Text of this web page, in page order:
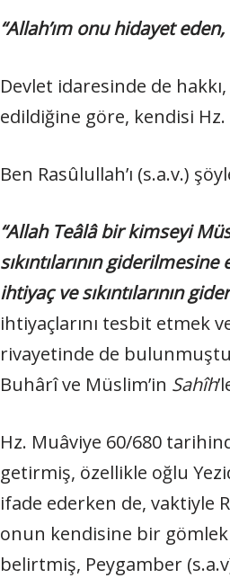
“Allah’ım onu hidayet
Devlet idaresinde de
edildiğine göre, kendisi Hz.
Ben Rasûlullah’ı (s.a.v.)
“Allah Teâlâ bir kimseyi
sıkıntılarının
ihtiyaç ve sıkıntılarının
ihtiyaçlarını tesbit etmek
rivayetinde de
Buhârî ve Müslim’in Sahîh
Hz. Muâviye 60/680
getirmiş, özellikle oğlu
ifade ederken de, vaktiyle
onun kendisine bir
belirtmiş, Peygamber